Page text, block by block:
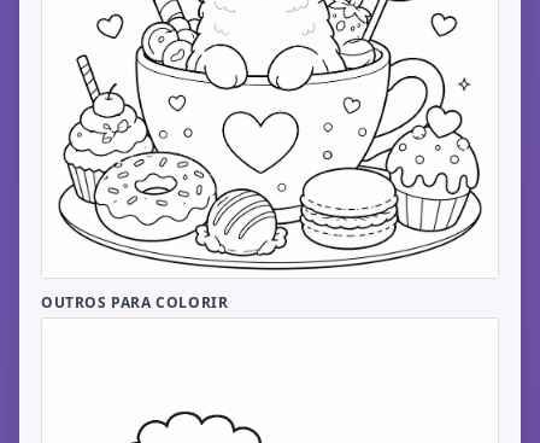
OUTROS PARA COLORIR